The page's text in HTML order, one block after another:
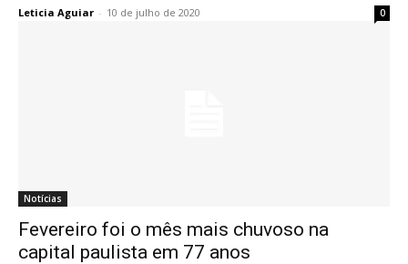
Leticia Aguiar - 10 de julho de 2020 0
Notícias
Fevereiro foi o mês mais chuvoso na
capital paulista em 77 anos